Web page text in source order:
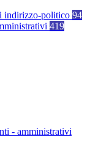
indirizzo-politico 94
419
- amministrativi